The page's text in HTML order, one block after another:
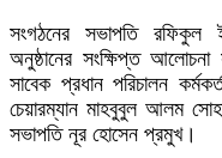
সংগঠনের সভাপতি রফিকুল
অনুষ্ঠানের সংক্ষিপ্ত আলোচনা
সাবেক প্রধান পরিচালন
চেয়ারম্যান মাহবুবুল আলম
সভাপতি নূর হোসেন প্রমুখ।